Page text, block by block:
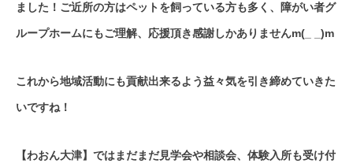
ました！ご近所の方はペットを飼っている方も多く、障がい者グ
ループホームにもご理解、応援頂き感謝しかありませんm(_ _)m
これから地域活動にも貢献出来るよう益々気を引き締めていきた
いですね！
【わおん大津】ではまだまだ見学会や相談会、体験入所も受け付